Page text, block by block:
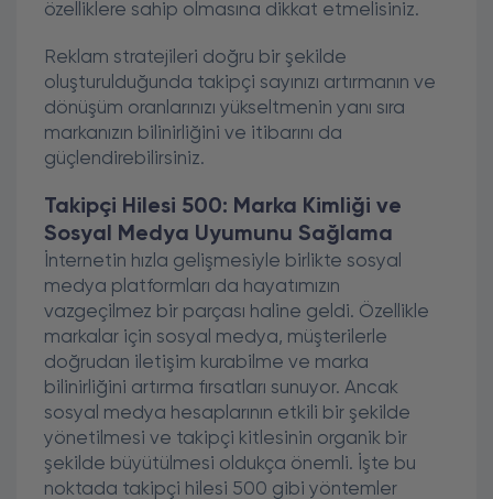
özelliklere sahip olmasına dikkat etmelisiniz.
Reklam stratejileri doğru bir şekilde
oluşturulduğunda takipçi sayınızı artırmanın ve
dönüşüm oranlarınızı yükseltmenin yanı sıra
markanızın bilinirliğini ve itibarını da
güçlendirebilirsiniz.
Takipçi Hilesi 500: Marka Kimliği ve
Sosyal Medya Uyumunu Sağlama
İnternetin hızla gelişmesiyle birlikte sosyal
medya platformları da hayatımızın
vazgeçilmez bir parçası haline geldi. Özellikle
markalar için sosyal medya, müşterilerle
doğrudan iletişim kurabilme ve marka
bilinirliğini artırma fırsatları sunuyor. Ancak
sosyal medya hesaplarının etkili bir şekilde
yönetilmesi ve takipçi kitlesinin organik bir
şekilde büyütülmesi oldukça önemli. İşte bu
noktada takipçi hilesi 500 gibi yöntemler